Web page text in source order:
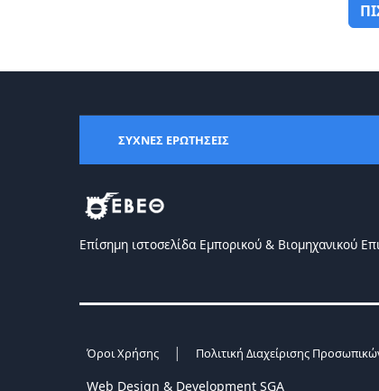
ΣΥΧΝΕΣ ΕΡΩΤΗΣΕΙΣ
Επίσημη ιστοσελίδα Eμπορικού & Bιομηχανικού
Όροι Χρήσης | Πολιτική Διαχείρισης
Web Design & Development SGA